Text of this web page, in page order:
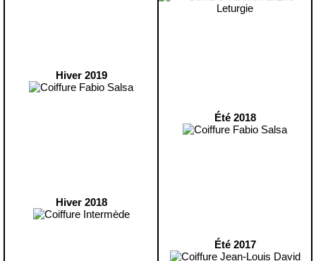
Hiver 2019
Hiver 2018
Été 2018
Été 2017